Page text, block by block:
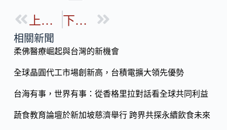
b
o
k
p
Li
n
k
上一篇 下一篇
相關新聞
柔佛醫療崛起與台灣的新機會
全球晶圓代工市場創新高，台積電擴大領先優勢
台海有事，世界有事：從香格里拉對話看全球共同利益
蔬食教育論壇於新加坡慈濟舉行 跨界共探永續飲食未來